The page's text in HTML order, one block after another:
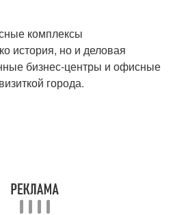
комплексы
история, но и деловая
бизнес-центры и офисные
города.